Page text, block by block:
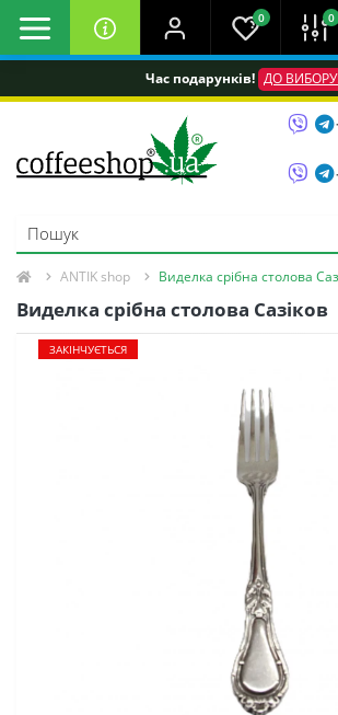
Час подарунків! ДО
0 0
ANTIK shop Виделка срібна столова
Виделка срібна столова Сазіков
ЗАКІНЧУЄТЬСЯ